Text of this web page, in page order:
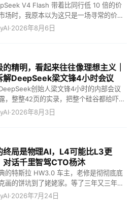
V4 Flash 带着比同行低 10 倍的价
场时，我原本以为这只是一场寻常的价格
错了，这根本不是什么商业内卷，而是一
么理解吧，这就相当于一件原本在美国卖
的货，现在被中国企业硬生生干到了 10
币！硬是把大模型干出了拼多多的气质。
？那些定价高高在上的模型，瞬间全成了
这就好比现在的中国电车市场。以前你要
电车直接给你拉满。结果呢？BBA 销量狂
吕布辕门射戟一样，我这一箭射在这儿
线以下的这帮公司，你们掂量掂量自己，
不要干这事？这才是真正的降维打击！这
把 AI 变成了有医保目录的时代，曾经昂
药，现在直接走集采就完事了。贵的？谁
我给你一个更接地气的比喻。当年那帮小
·2026年8月6日
精明，看起来往往像理想主义｜
解DeepSeek梁文锋4小时会议
创始人梁文锋4小时的内部会议
，整整42页的实录，把整个硅谷都给吓惨
都在疯狂造神，一口一个“梁圣”叫着，说
的恐怖算计，AI界的农夫山泉 看硅谷那帮
的，有几个敢承认自己能赚钱的？梁圣仿
奥兄，我不是针对你，我是说在座的所有
圾！ 全网都在惊呼梁文锋是“赛博圣人”，
一个极其冷酷的“量化精算师”。 很多人不
了几百亿，为什么他敢在显卡溢价两倍、
时，依然疯狂All in买卡？ 因为这笔账的
·2026年8月3日
终局是物理AI，L4可能比L3更
对话千里智驾CTO杨沐
的特斯拉 HW3.0 车主，老修是彻彻底底
画的饼坑到了姥姥家。等了三年又三年，
飘飘地告诉老修硬件落后，直接不支持
·2026年7月24日